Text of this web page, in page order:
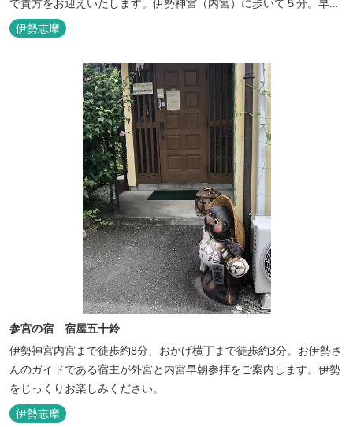
参拝を体験できます。
伊勢志摩
参宮の宿 宿屋五十鈴
伊勢神宮内宮まで徒歩約8分、おかげ横丁まで徒歩約3分。お伊勢さ
んのガイドである宿主が外宮と内宮早朝参拝をご案内します。伊勢
をじっくりお楽しみください。
伊勢志摩